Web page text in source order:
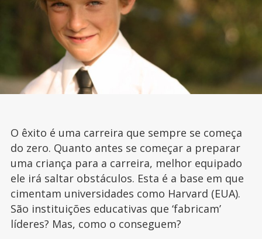
O êxito é uma carreira que sempre se começa
do zero. Quanto antes se começar a preparar
uma criança para a carreira, melhor equipado
ele irá saltar obstáculos. Esta é a base em que
cimentam universidades como Harvard (EUA).
São instituições educativas que ‘fabricam’
líderes? Mas, como o conseguem?